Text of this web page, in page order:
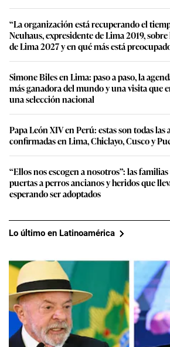
“La organización está recuperando el
Neuhaus, expresidente de Lima 2019,
de Lima 2027 y en qué más está
Simone Biles en Lima: paso a paso, la
más ganadora del mundo y una visita que
una selección nacional
Papa León XIV en Perú: estas son todas las
confirmadas en Lima, Chiclayo, Cusco y
“Ellos nos escogen a nosotros”: las
puertas a perros ancianos y heridos que
esperando ser adoptados
Lo último en Latinoamérica